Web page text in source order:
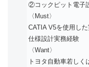
②コックピット電子
〈Must〉
CATIA V5を使用し
仕様設計実務経験
〈Want〉
トヨタ自動車若し